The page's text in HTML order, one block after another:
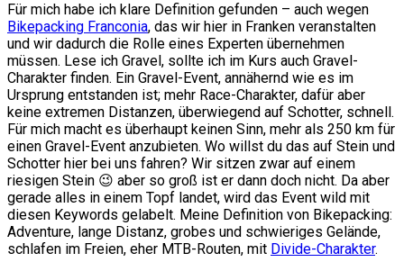
Für mich habe ich klare Definition gefunden – auch wegen
Bikepacking Franconia, das wir hier in Franken veranstalten
und wir dadurch die Rolle eines Experten übernehmen
müssen. Lese ich Gravel, sollte ich im Kurs auch Gravel-
Charakter finden. Ein Gravel-Event, annähernd wie es im
Ursprung entstanden ist; mehr Race-Charakter, dafür aber
keine extremen Distanzen, überwiegend auf Schotter, schnell.
Für mich macht es überhaupt keinen Sinn, mehr als 250 km für
einen Gravel-Event anzubieten. Wo willst du das auf Stein und
Schotter hier bei uns fahren? Wir sitzen zwar auf einem
riesigen Stein 😉 aber so groß ist er dann doch nicht. Da aber
gerade alles in einem Topf landet, wird das Event wild mit
diesen Keywords gelabelt. Meine Definition von Bikepacking:
Adventure, lange Distanz, grobes und schwieriges Gelände,
schlafen im Freien, eher MTB-Routen, mit Divide-Charakter.